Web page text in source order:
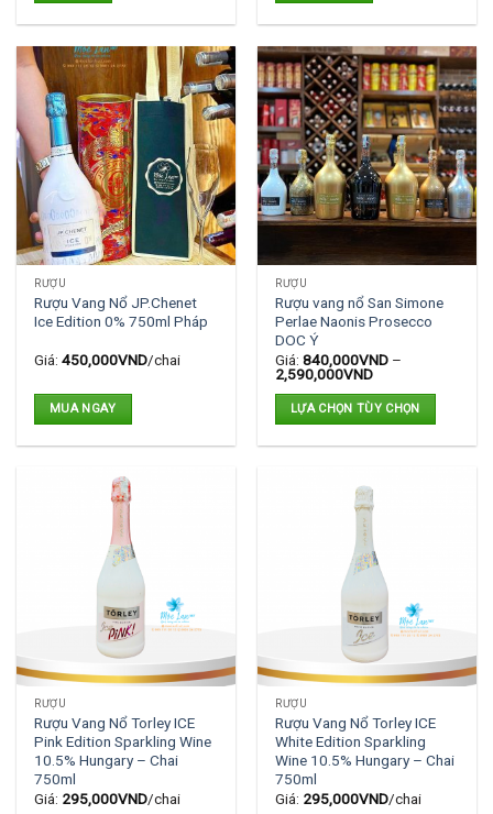
RƯỢU
Rượu Vang Nổ JP.Chenet
Ice Edition 0% 750ml Pháp
Giá: 450,000VND/chai
MUA NGAY
RƯỢU
Rượu vang nổ San Simone
Perlae Naonis Prosecco
DOC Ý
Giá: 840,000VND –
2,590,000VND
LỰA CHỌN TÙY CHỌN
có
được
chọn
trên
trang
sản
RƯỢU
Rượu Vang Nổ Torley ICE
Pink Edition Sparkling Wine
10.5% Hungary – Chai
750ml
Giá: 295,000VND/chai
RƯỢU
Rượu Vang Nổ Torley ICE
White Edition Sparkling
Wine 10.5% Hungary – Chai
750ml
Giá: 295,000VND/chai